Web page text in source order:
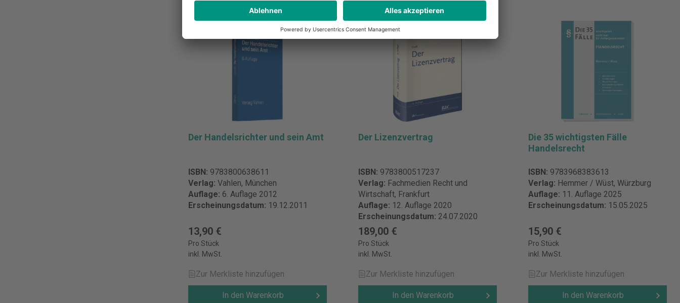
Der Handelsrichter und sein Amt
ISBN: 9783800638611
Verlag: Vahlen, München
Auflage: 6. Auflage 2012
Erscheinungsdatum: 19.12.2011
13,90 €
Pro Stück
inkl. MwSt.
Zur Merkliste hinzufügen
In den Warenkorb
Der Lizenzvertrag
ISBN: 9783800517237
Verlag: Fachmedien Recht und
Wirtschaft, Frankfurt
Auflage: 12. Auflage 2020
Erscheinungsdatum: 24.07.2020
189,00 €
Pro Stück
inkl. MwSt.
Zur Merkliste hinzufügen
In den Warenkorb
Die 35 wichtigsten Fälle
Handelsrecht
ISBN: 9783968383613
Verlag: Hemmer / Wüst, Würzburg
Auflage: 11. Auflage 2025
Erscheinungsdatum: 15.05.2025
15,90 €
Pro Stück
inkl. MwSt.
Zur Merkliste hinzufügen
In den Warenkorb